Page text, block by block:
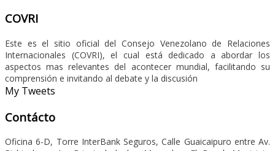
COVRI
Este es el sitio oficial del Consejo Venezolano de Relaciones
Internacionales (COVRI), el cual está dedicado a abordar los
aspectos mas relevantes del acontecer mundial, facilitando su
comprensión e invitando al debate y la discusión
My Tweets
Contácto
Oficina 6-D, Torre InterBank Seguros, Calle Guaicaipuro entre Av.